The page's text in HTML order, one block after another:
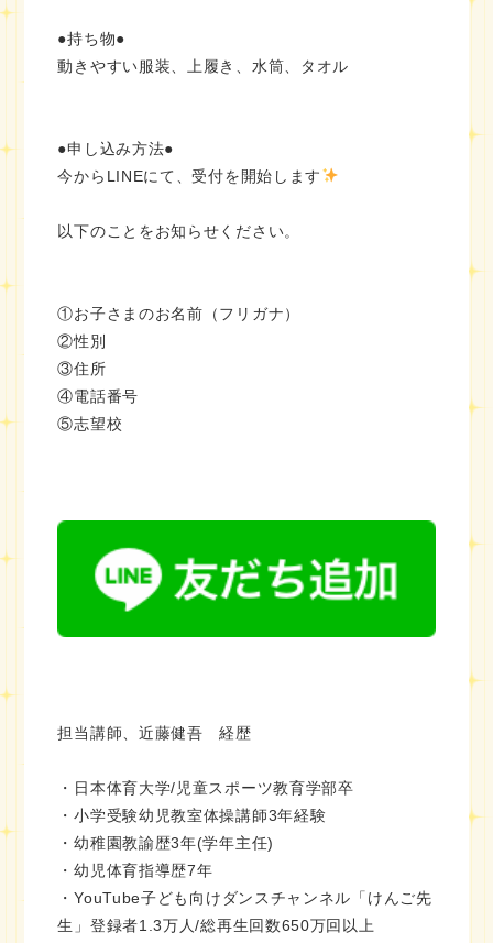
●持ち物●
動きやすい服装、上履き、水筒、タオル
●申し込み方法●
今からLINEにて、受付を開始します
以下のことをお知らせください。
①お子さまのお名前（フリガナ）
②性別
③住所
④電話番号
⑤志望校
担当講師、近藤健吾 経歴
・日本体育大学/児童スポーツ教育学部卒
・小学受験幼児教室体操講師3年経験
・幼稚園教諭歴3年(学年主任)
・幼児体育指導歴7年
・YouTube子ども向けダンスチャンネル「けんご先
生」登録者1.3万人/総再生回数650万回以上